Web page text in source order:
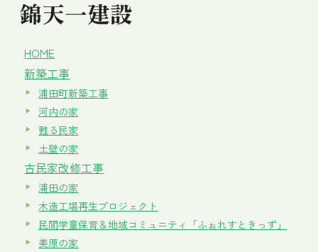
HOME
新築工事
浦田町新築工事
河内の家
甦る民家
土壁の家
古民家改修工事
浦田の家
木造工場再生プロジェクト
民間学童保育＆地域コミュニティ「ふぉれすときっず」
美原の家